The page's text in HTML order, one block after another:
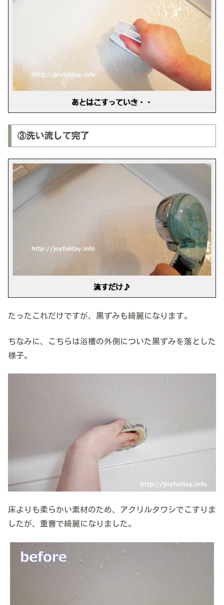
③洗い流して完了
たったこれだけですが、黒ずみも綺麗になります。
ちなみに、こちらは浴槽の外側についた黒ずみを落とした
様子。
床よりも柔らかい素材のため、アクリルタワシでこすりま
したが、重曹で綺麗になりました。